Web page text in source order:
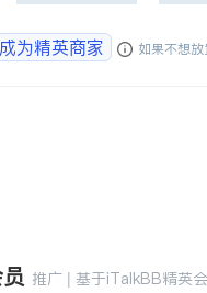
成为精英商家 如果不想
推广 | 基于iTalkBB精英